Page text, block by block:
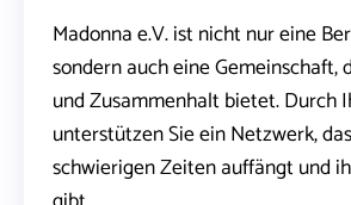
Madonna e.V. ist nicht nur eine
sondern auch eine Gemeinschaft,
und Zusammenhalt bietet. Durch
unterstützen Sie ein Netzwerk,
schwierigen Zeiten auffängt und